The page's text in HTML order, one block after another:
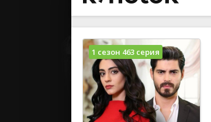
1 сезон 463 серия